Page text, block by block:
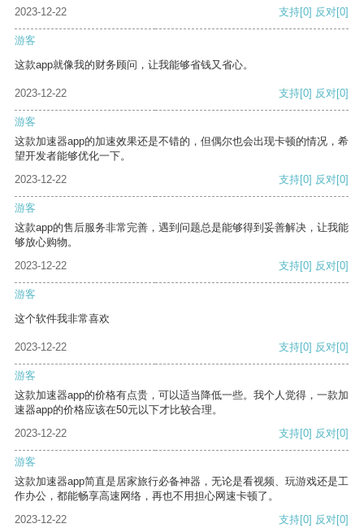
2023-12-22 支持[0] 反对[0]
游客
这款app就像我的财务顾问，让我能够省钱又省心。
2023-12-22 支持[0] 反对[0]
游客
这款加速器app的加速效果还是不错的，但偶尔也会出现卡顿的情况，希
望开发者能够优化一下。
2023-12-22
支持[0] 反对[0]
游客
这款app的售后服务非常完善，遇到问题总是能够得到妥善解决，让我能
够放心购物。
2023-12-22
支持[0] 反对[0]
游客
这个软件我非常喜欢
2023-12-22 支持[0] 反对[0]
游客
这款加速器app的价格有点贵，可以适当降低一些。我个人觉得，一款加
速器app的价格应该在50元以下才比较合理。
2023-12-22
支持[0] 反对[0]
游客
这款加速器app简直是居家旅行必备神器，无论是看视频、玩游戏还是工
作办公，都能畅享高速网络，再也不用担心网速卡顿了。
2023-12-22
支持[0] 反对[0]